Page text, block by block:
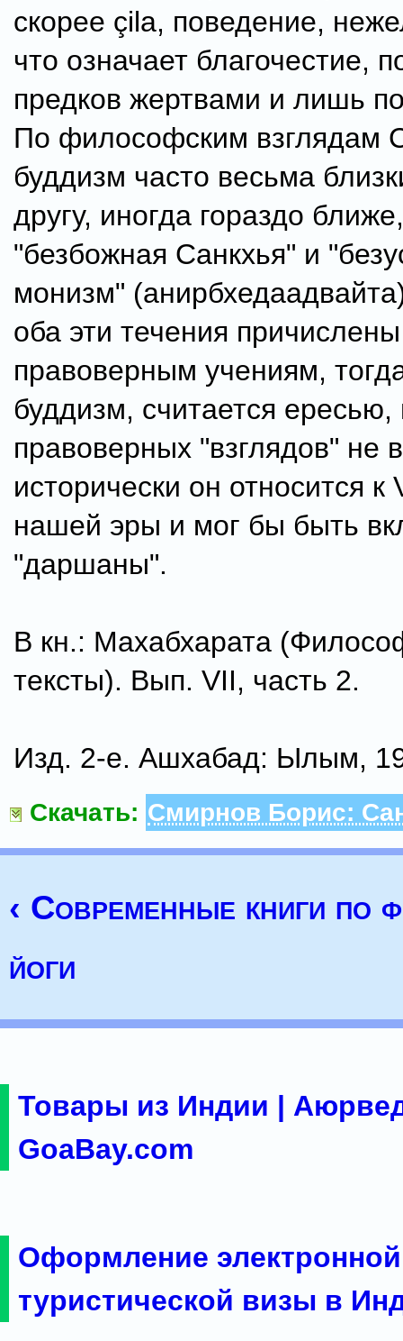
скорее çila, поведение,
что означает благочестие,
предков жертвами и лишь
По философским взглядам
буддизм часто весьма
другу, иногда гораздо
"безбожная Санкхья" и
монизм"
оба эти течения
правоверным учениям,
буддизм, считается
правоверных "взглядов" не
исторически он относится к
нашей эры и мог бы быть
"даршаны".
В кн.: Махабхарата
тексты). Вып. VII, часть 2.
Изд. 2-е. Ашхабад: Ылым,
Скачать: Смирнов Борис:
‹ Современные книги по
йоги
Товары из Индии |
GoaBay.com
Оформление электронной
туристической визы в